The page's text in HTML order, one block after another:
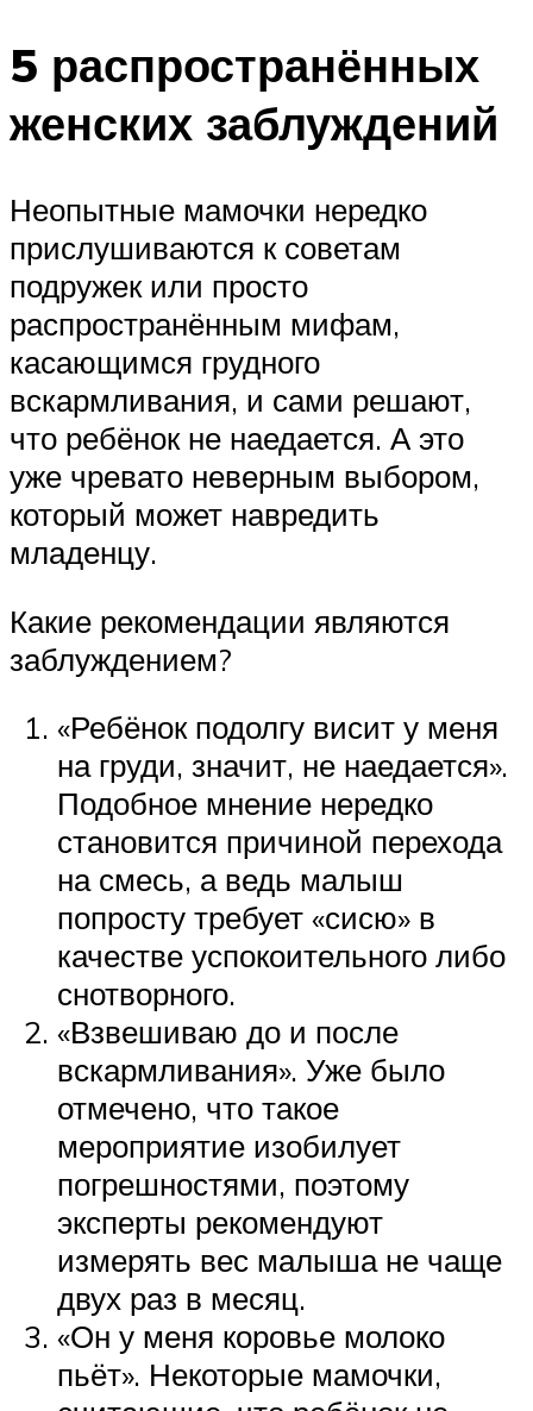
5 распространённых
женских заблуждений
Неопытные мамочки нередко
прислушиваются к советам
подружек или просто
распространённым мифам,
касающимся грудного
вскармливания, и сами решают,
что ребёнок не наедается. А это
уже чревато неверным выбором,
который может навредить
младенцу.
Какие рекомендации являются
заблуждением?
«Ребёнок подолгу висит у меня
на груди, значит, не наедается».
Подобное мнение нередко
становится причиной перехода
на смесь, а ведь малыш
попросту требует «сисю» в
качестве успокоительного либо
снотворного.
«Взвешиваю до и после
вскармливания». Уже было
отмечено, что такое
мероприятие изобилует
погрешностями, поэтому
эксперты рекомендуют
измерять вес малыша не чаще
двух раз в месяц.
«Он у меня коровье молоко
пьёт». Некоторые мамочки,